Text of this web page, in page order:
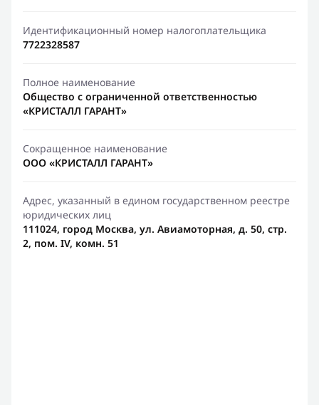
Идентификационный номер налогоплательщика
7722328587
Полное наименование
Общество с ограниченной ответственностью
«КРИСТАЛЛ ГАРАНТ»
Сокращенное наименование
ООО «КРИСТАЛЛ ГАРАНТ»
Адрес, указанный в едином государственном реестре
юридических лиц
111024, город Москва, ул. Авиамоторная, д. 50, стр.
2, пом. IV, комн. 51